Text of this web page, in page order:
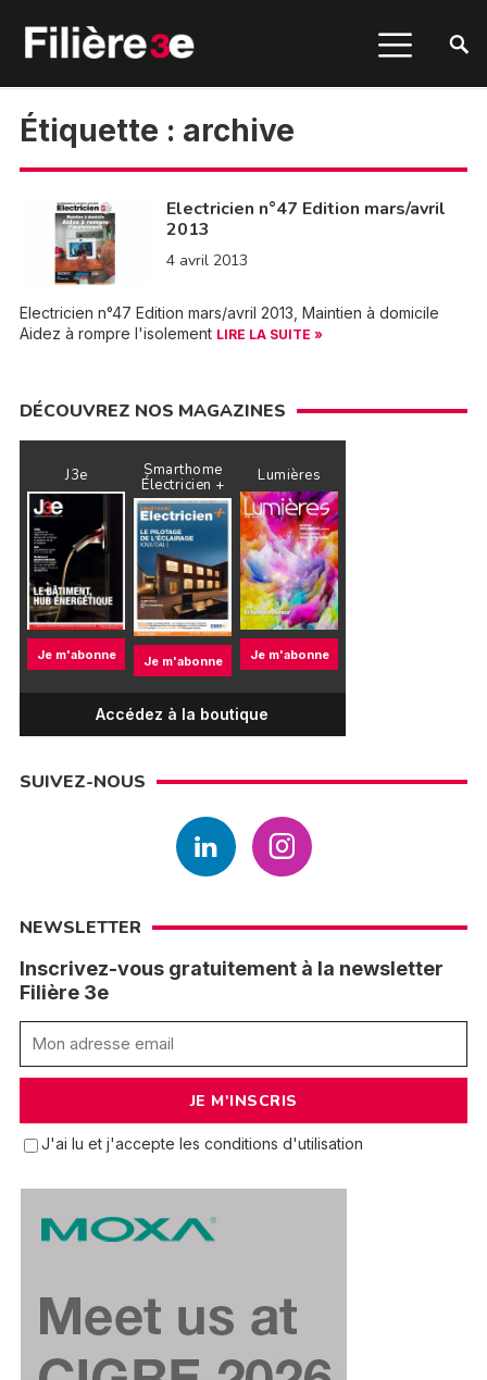
Étiquette : archive
Electricien n°47 Edition mars/avril
2013
4 avril 2013
Electricien n°47 Edition mars/avril 2013, Maintien à domicile
Aidez à rompre l'isolement LIRE LA SUITE »
DÉCOUVREZ NOS MAGAZINES
J3e
Je m'abonne
Smarthome
Électricien +
Je m'abonne
Lumières
Je m'abonne
Accédez à la boutique
SUIVEZ-NOUS
NEWSLETTER
Inscrivez-vous gratuitement à la newsletter
Filière 3e
J'ai lu et j'accepte les conditions d'utilisation